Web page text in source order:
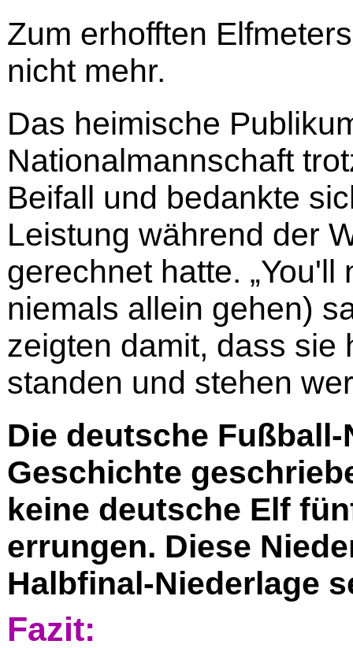
Zum erhofften
nicht mehr.
Das heimische
Nationalmannschaft
Beifall und bedankte
Leistung während der
gerechnet hatte.
niemals allein gehen)
zeigten damit, dass sie
standen und stehen
Die deutsche
Geschichte
keine deutsche Elf
errungen. Diese
Halbfinal-Niederlage
Fazit: